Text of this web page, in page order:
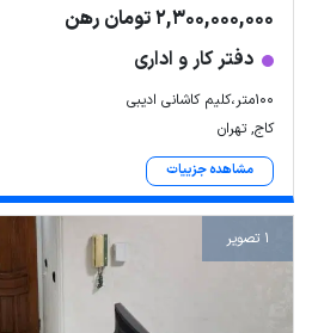
2,300,000,000 تومان رهن
دفتر کار و اداری
۱۰۰متر،کلیم کاشانی ادیبی
کاج, تهران
مشاهده جزییات
1 تصویر